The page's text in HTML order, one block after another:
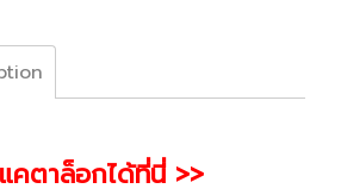
คตาล็อกได้ที่นี่ >>